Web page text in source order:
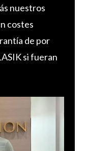
nuestros
costes
de por
si fueran